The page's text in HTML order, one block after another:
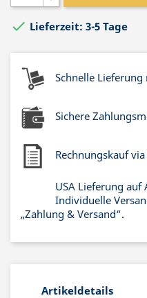
 Lieferzeit: 3-5 Tage
Schnelle Lieferung
Sichere
Rechnungskauf
USA Lieferung auf
Individuelle
„Zahlung & Versand“.
Artikeldetails